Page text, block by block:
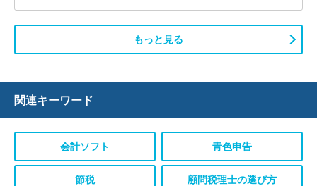
もっと見る
関連キーワード
会計ソフト 青色申告
節税 顧問税理士の選び方